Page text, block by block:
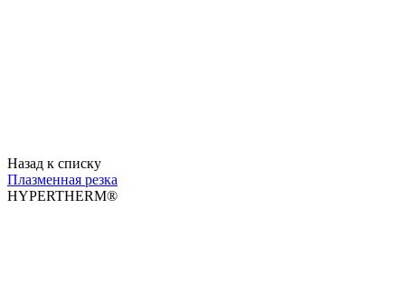
Назад к списку
Плазменная резка
HYPERTHERM®